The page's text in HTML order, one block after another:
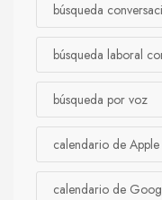
búsqueda
búsqueda laboral
búsqueda por voz
calendario de Apple
calendario de